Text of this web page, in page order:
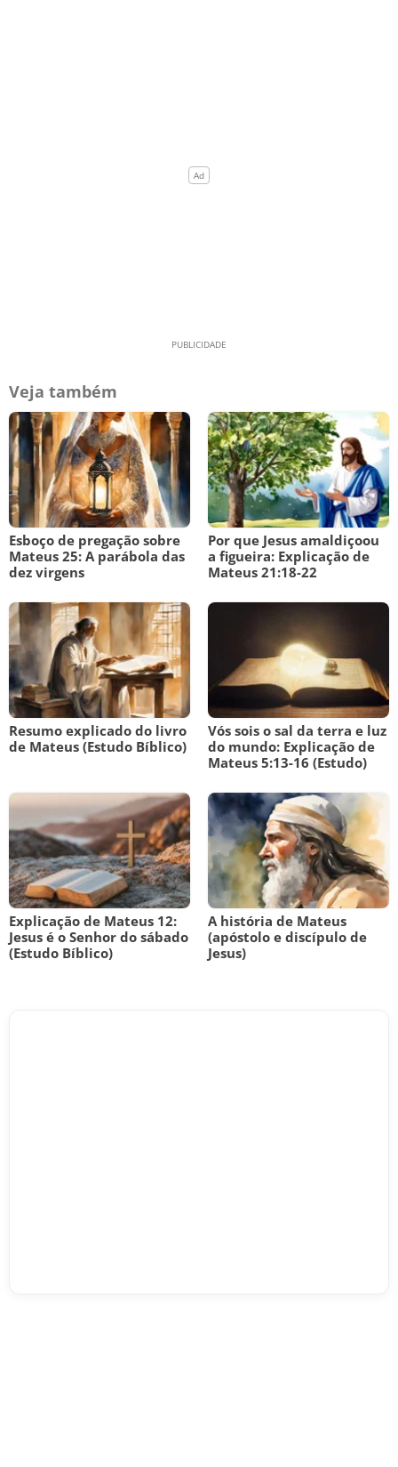
Veja também
Esboço de pregação sobre
Mateus 25: A parábola das
dez virgens
Por que Jesus amaldiçoou
a figueira: Explicação de
Mateus 21:18-22
Resumo explicado do livro
de Mateus (Estudo Bíblico)
Vós sois o sal da terra e luz
do mundo: Explicação de
Mateus 5:13-16 (Estudo)
Explicação de Mateus 12:
Jesus é o Senhor do sábado
(Estudo Bíblico)
A história de Mateus
(apóstolo e discípulo de
Jesus)